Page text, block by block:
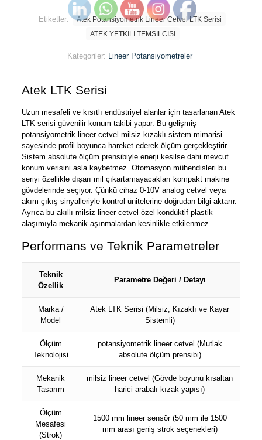
Kategoriler: Lineer Potansiyometreler
Etiketler:
Atek Potansiyometrik Lineer Cetvel LTK Serisi
ATEK YETKİLİ TEMSİLCİSİ
Atek LTK Serisi
Uzun mesafeli ve kısıtlı endüstriyel alanlar için tasarlanan Atek
LTKserisi güvenilir konum takibi yapar. Bu gelişmiş
potansiyometrik lineer cetvel milsiz kızaklı sistem mimarisi
sayesinde profil boyunca hareket ederek ölçüm gerçekleştirir.
Sistem absolute ölçüm prensibiyle enerji kesilse dahi mevcut
konum verisini asla kaybetmez. Otomasyon mühendisleri bu
seriyi özellikle dışarı mil çıkartamayacakları kompakt makine
gövdelerinde seçiyor. Çünkü cihaz 0-10V analog cetvel veya
akım çıkış sinyalleriyle kontrol ünitelerine doğrudan bilgi aktarır.
Ayrıca bu akıllı milsiz lineer cetvel özel kondüktif plastik
alaşımıyla mekanik aşınmalardan kesinlikle etkilenmez.
Performans ve Teknik Parametreler
Teknik
Özellik
Parametre Değeri / Detayı
Marka /
Model
Atek LTK Serisi (Milsiz, Kızaklı ve Kayar
Sistemli)
Ölçüm
Teknolojisi
potansiyometrik lineer cetvel (Mutlak
absolute ölçüm prensibi)
Mekanik
Tasarım
milsiz lineer cetvel (Gövde boyunu kısaltan
harici arabalı kızak yapısı)
Ölçüm
Mesafesi
(Strok)
1500 mm lineer sensör(50 mm ile 1500
mm arası geniş strok seçenekleri)